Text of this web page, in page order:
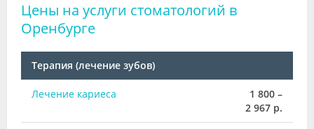
Цены на услуги стоматологий в
Оренбурге
Терапия (лечение зубов)
Лечение кариеса
1 800 –
2 967 р.